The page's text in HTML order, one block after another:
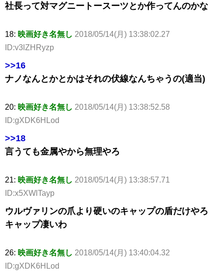
社長って対マグニートースーツとか作ってんのかな
18: 映画好き名無し 2018/05/14(月) 13:38:02.27
ID:v3lZHRyzp
>>16
ナノなんとかとかはそれの伏線なんちゃうの(適当)
20: 映画好き名無し 2018/05/14(月) 13:38:52.58
ID:gXDK6HLod
>>18
言うても金属やから無理やろ
21: 映画好き名無し 2018/05/14(月) 13:38:57.71
ID:x5XWlTayp
ウルヴァリンの爪より硬いのキャップの盾だけやろ
キャップ凄いわ
26: 映画好き名無し 2018/05/14(月) 13:40:04.32
ID:gXDK6HLod